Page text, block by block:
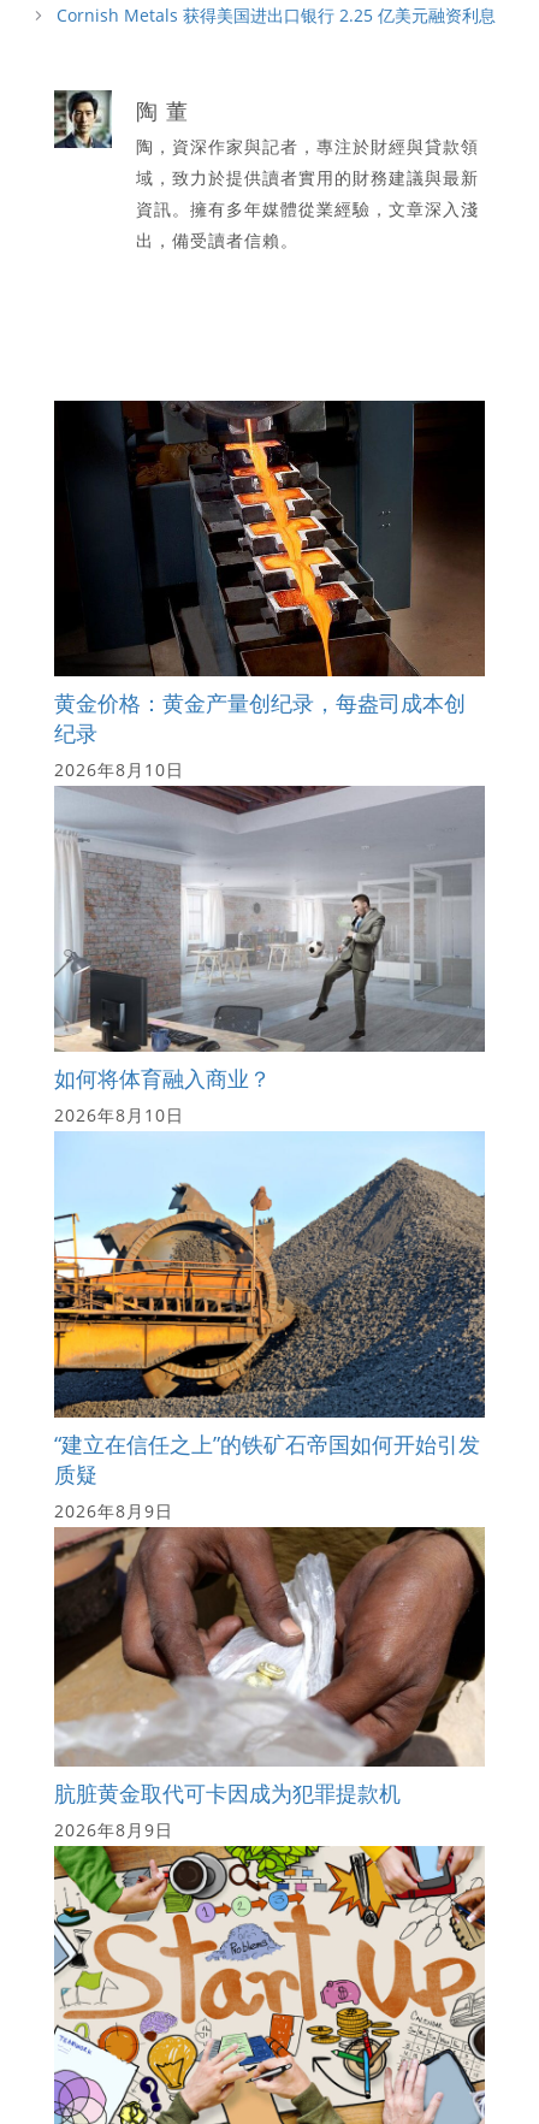
Cornish Metals 获得美国进出口银行 2.25 亿美元融资利息
陶 董
陶，資深作家與記者，專注於財經與貸款領
域，致力於提供讀者實用的財務建議與最新
資訊。擁有多年媒體從業經驗，文章深入淺
出，備受讀者信賴。
黄金价格：黄金产量创纪录，每盎司成本创
纪录
2026年8月10日
如何将体育融入商业？
2026年8月10日
“建立在信任之上”的铁矿石帝国如何开始引发
质疑
2026年8月9日
肮脏黄金取代可卡因成为犯罪提款机
2026年8月9日